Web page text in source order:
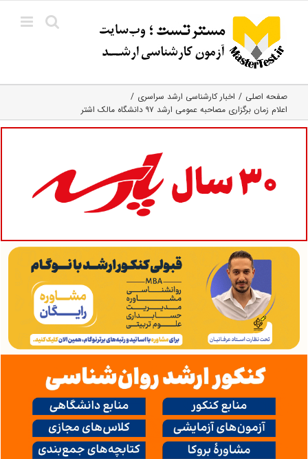
content
صفحه اصلی
اخبار کارشناسی ارشد سراسری
اعلام زمان برگزاری مصاحبه عمومی ارشد ۹۷ دانشگاه مالک اشتر